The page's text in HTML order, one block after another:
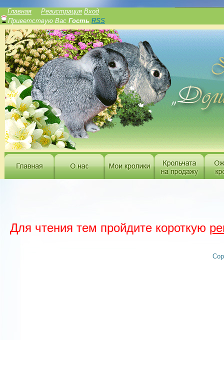
Главная
Регистрация Вход
Приветствую Вас Гость RSS
Для чтения тем пройдите короткую